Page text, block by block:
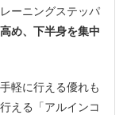
ーニングステッパ
め、下半身を集中
軽に行える優れも
える「アルインコ